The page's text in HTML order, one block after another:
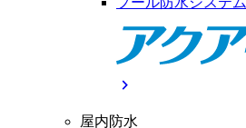
chevron_right
屋内防水